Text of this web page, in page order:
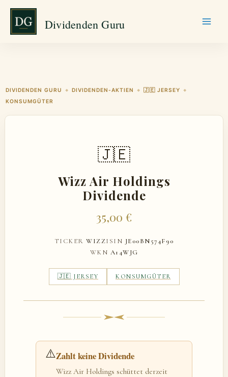
Zum
springen
Dividenden Guru
DIVIDENDEN GURU ◆ DIVIDENDEN-AKTIEN ◆ 🇯🇪 JERSEY ◆
KONSUMGÜTER
🇯🇪
Wizz Air Holdings
Dividende
35,00 €
TICKER WIZZISIN JE00BN574F90
WKN A14WJG
🇯🇪 JERSEY KONSUMGÜTER
⚠️Zahlt keine Dividende
Wizz Air Holdings schüttet derzeit